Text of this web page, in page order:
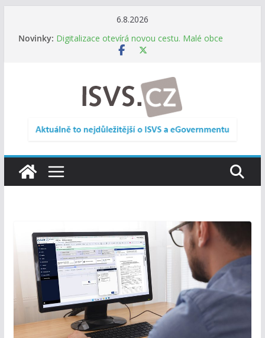
6.8.2026
Novinky: novou mobilní aplikaci
Digitalizace otevírá novou cestu. Malé obce
veřejnost do testování digitálních služeb
DIA: Informační systém dlouhodobého řízení
(ISDŘ) je od července v plném provozu
zveřejnil materiály z nového jednání